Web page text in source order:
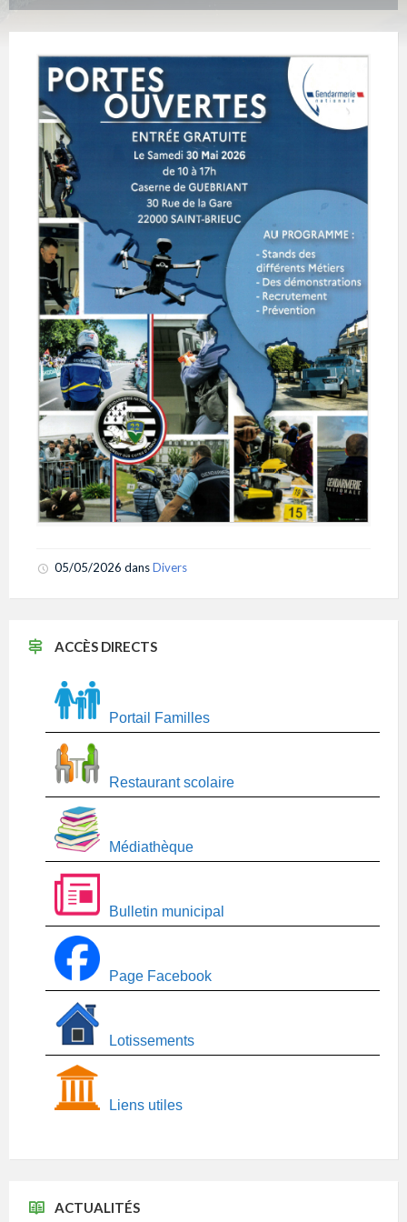
05/05/2026 dansDivers
ACCÈS DIRECTS
Portail Familles
Restaurant scolaire
Médiathèque
Bulletin municipal
Page Facebook
Lotissements
Liens utiles
ACTUALITÉS